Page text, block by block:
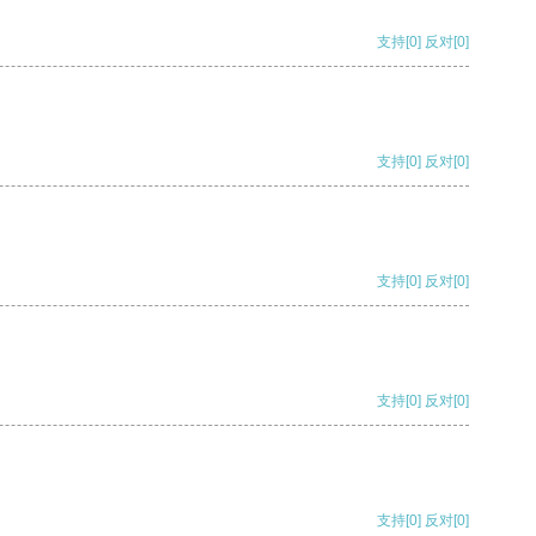
支持[0] 反对[0]
支持[0] 反对[0]
支持[0] 反对[0]
支持[0] 反对[0]
支持[0] 反对[0]